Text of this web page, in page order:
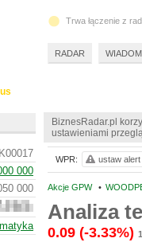
BiznesRadar.pl
ustawieniami
Akcje GPW •
Analiza
0.09 (-3.33%)
WPR: ustaw alert
000
000
14
553
000
Trwa łączenie z
RADAR